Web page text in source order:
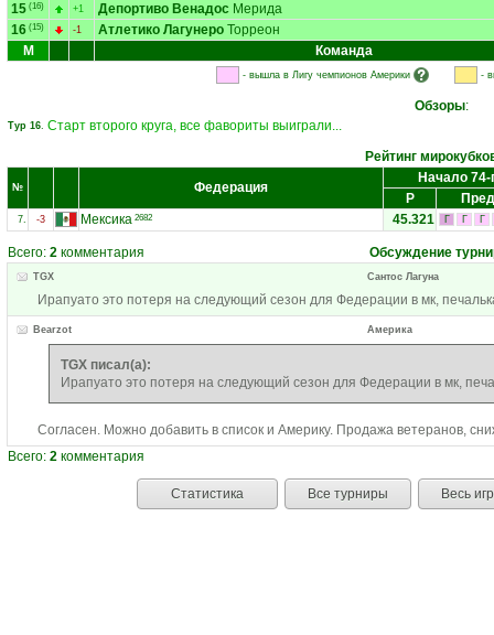
15 (16) +1 Депортиво Венадос Мерида
16 (15) -1 Атлетико Лагунеро Торреон
М
Команда
- вышла в Лигу чемпионов Америки -
Обзоры:
Тур 16. Старт второго круга, все фавориты выиграли...
Рейтинг
№ Федерация
Начало 74-
Р
7. -3 Мексика 2682 45.321 Г Г Г
Всего: 2 комментария Обсуждение
TGX Сантос Лагуна
Ирапуато это потеря на следующий сезон для Федерации в мк,
Bearzot Америка
TGX писал(а):
Ирапуато это потеря на следующий сезон для Федерации в мк,
Согласен. Можно добавить в список и Америку. Продажа ветеранов,
Всего: 2 комментария
Статистика Все турниры Весь